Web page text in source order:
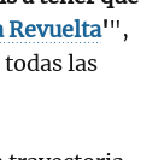
Revuelta'",
las